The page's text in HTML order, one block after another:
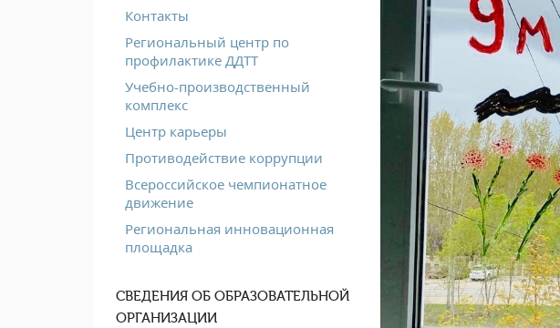
Контакты
Региональный центр по
профилактике ДДТТ
Учебно-производственный
комплекс
Центр карьеры
Противодействие коррупции
Всероссийское чемпионатное
движение
Региональная инновационная
площадка
СВЕДЕНИЯ ОБ ОБРАЗОВАТЕЛЬНОЙ
ОРГАНИЗАЦИИ